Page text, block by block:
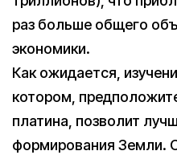
раз больше общего
экономики.
Как ожидается,
котором,
платина, позволит
формирования Земли.